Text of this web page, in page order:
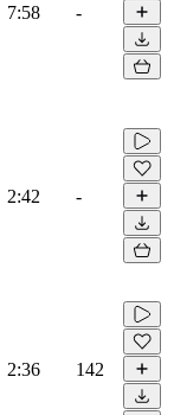
7:58 -
2:42 -
2:36 142